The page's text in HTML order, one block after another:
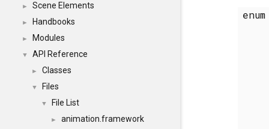
► Scene Elements
► Handbooks
► Modules
▼ API Reference
► Classes
▼ Files
▼ File List
► animation.framework